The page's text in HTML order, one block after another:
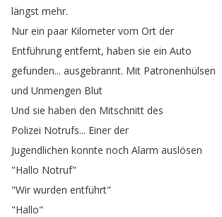
längst mehr.
Nur ein paar Kilometer vom Ort der
Entführung entfernt, haben sie ein Auto
gefunden... ausgebrannt. Mit Patronenhülsen
und Unmengen Blut
Und sie haben den Mitschnitt des
Polizei Notrufs... Einer der
Jugendlichen konnte noch Alarm auslösen
"Hallo Notruf"
"Wir wurden entführt"
"Hallo"